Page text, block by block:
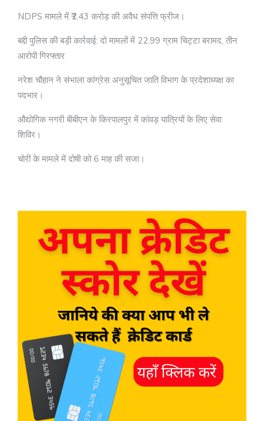
NDPS मामले में ₹2.43 करोड़ की अवैध संपत्ति फ्रीज।
बद्दी पुलिस की बड़ी कार्रवाई: दो मामलों में 22.99 ग्राम चिट्टा बरामद, तीन
आरोपी गिरफ्तार
नरेश चौहान ने संभाला कांग्रेस अनुसूचित जाति विभाग के प्रदेशाध्यक्ष का
पदभार।
औद्योगिक नगरी बीबीएन के किरपालपुर में कांवड़ यात्रियों के लिए सेवा
शिविर।
चोरी के मामले में दोषी को 6 माह की सजा।